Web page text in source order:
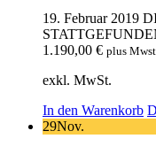
19. Februar 2019
1.190,00 € plus Mwst.
exkl. MwSt.
In den Warenkorb
29Nov.